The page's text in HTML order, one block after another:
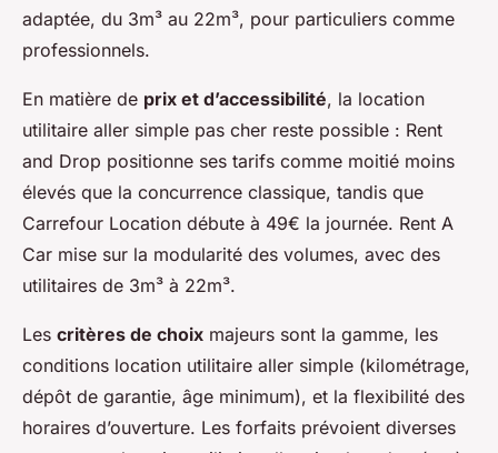
adaptée, du 3m³ au 22m³, pour particuliers comme
professionnels.
En matière de prix et d’accessibilité, la location
utilitaire aller simple pas cher reste possible : Rent
and Drop positionne ses tarifs comme moitié moins
élevés que la concurrence classique, tandis que
Carrefour Location débute à 49€ la journée. Rent A
Car mise sur la modularité des volumes, avec des
utilitaires de 3m³ à 22m³.
Les critères de choix majeurs sont la gamme, les
conditions location utilitaire aller simple (kilométrage,
dépôt de garantie, âge minimum), et la flexibilité des
horaires d’ouverture. Les forfaits prévoient diverses